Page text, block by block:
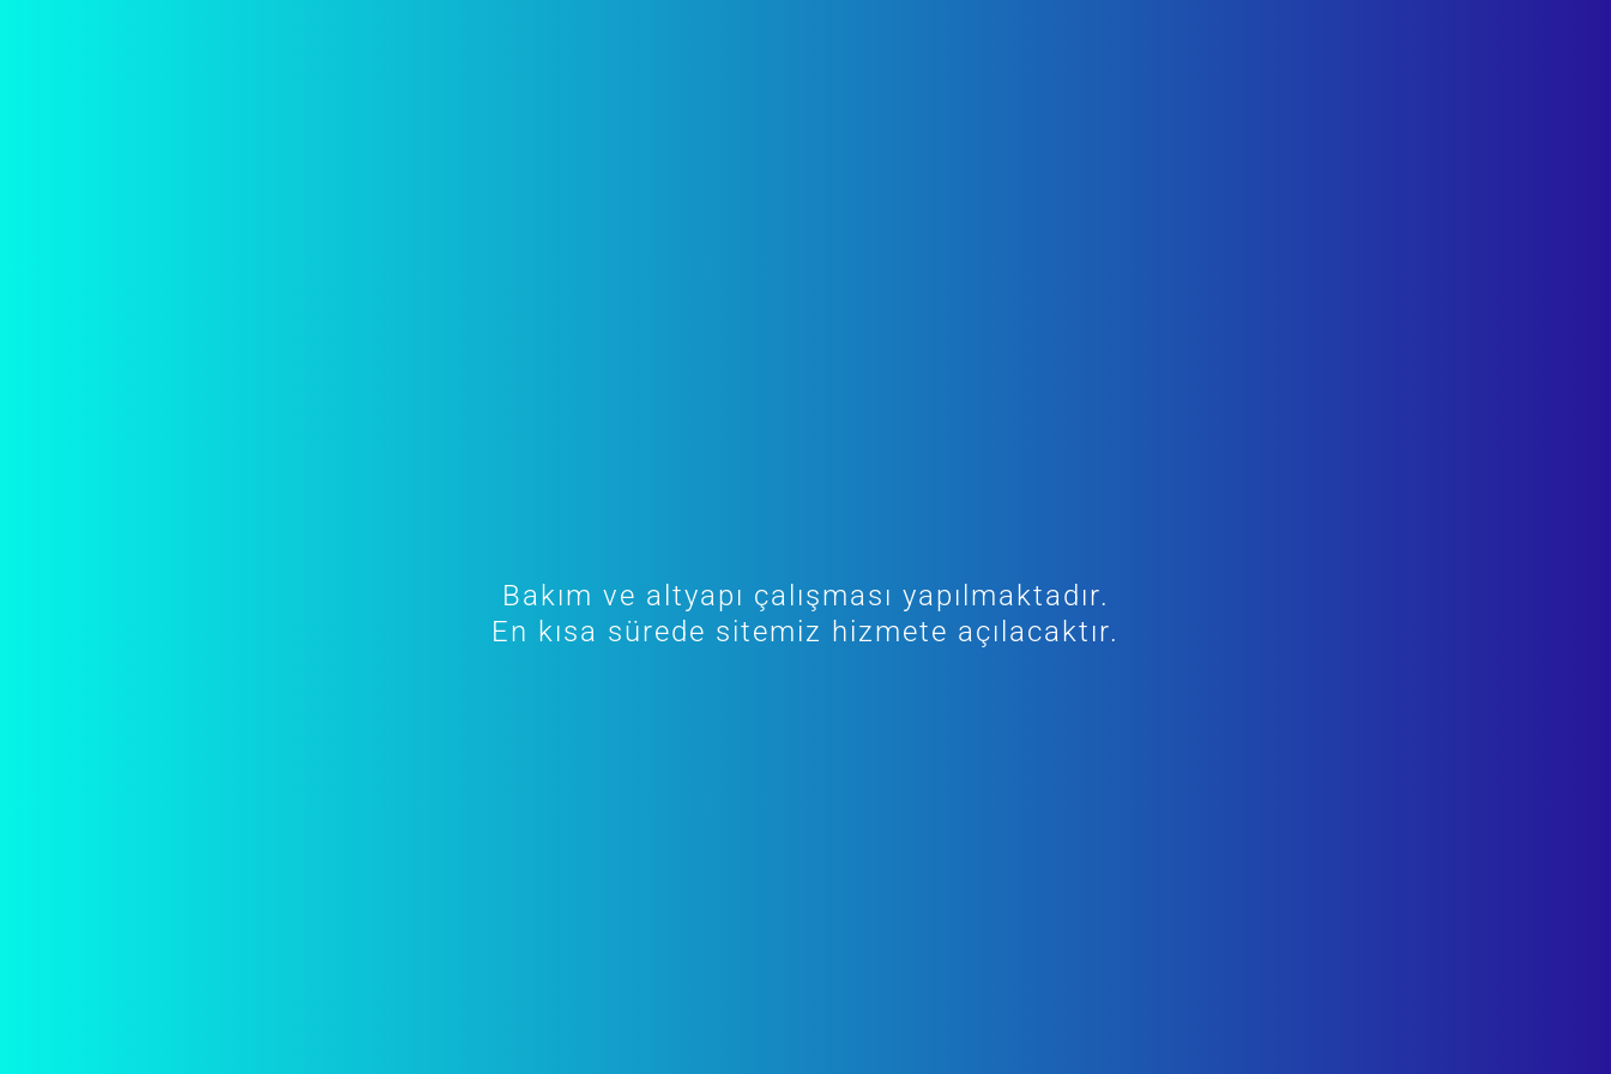
Bakım ve altyapı çalışması yapılmaktadır.
En kısa sürede sitemiz hizmete açılacaktır.